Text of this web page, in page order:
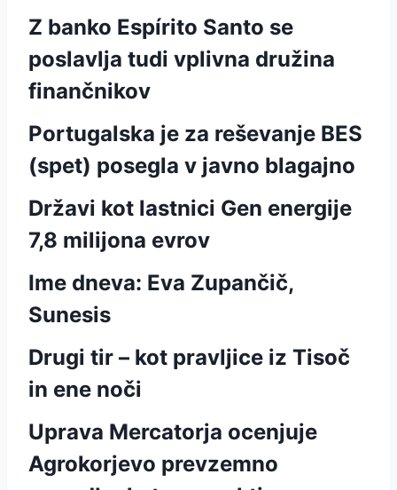
Z banko Espírito Santo se
poslavlja tudi vplivna družina
finančnikov
Portugalska je za reševanje BES
(spet) posegla v javno blagajno
Državi kot lastnici Gen energije
7,8 milijona evrov
Ime dneva: Eva Zupančič,
Sunesis
Drugi tir – kot pravljice iz Tisoč
in ene noči
Uprava Mercatorja ocenjuje
Agrokorjevo prevzemno